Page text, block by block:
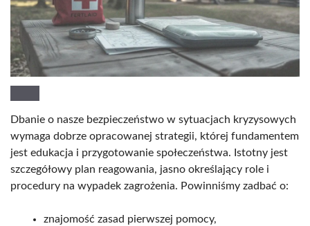
Dbanie o nasze bezpieczeństwo w sytuacjach kryzysowych
wymaga dobrze opracowanej strategii, której fundamentem
jest edukacja i przygotowanie społeczeństwa. Istotny jest
szczegółowy plan reagowania, jasno określający role i
procedury na wypadek zagrożenia. Powinniśmy zadbać o:
znajomość zasad pierwszej pomocy,